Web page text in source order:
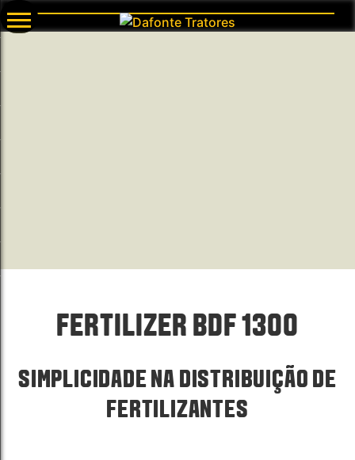
FERTILIZER BDF 1300
SIMPLICIDADE NA DISTRIBUIÇÃO DE
FERTILIZANTES